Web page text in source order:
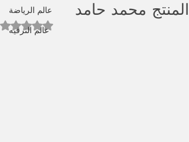
عالم الرياضة
عالم الترفيه
المنتج محمد حامد
Rated NaN out of 5 stars.